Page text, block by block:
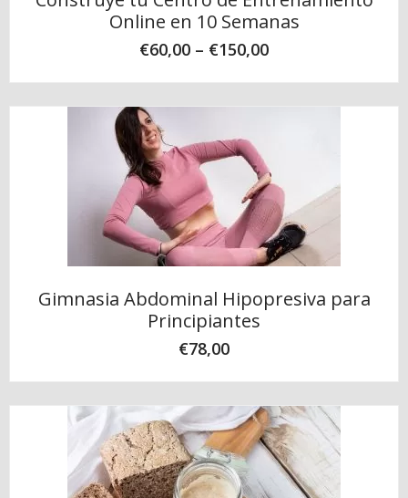
Online en 10 Semanas
€60,00 – €150,00
Gimnasia Abdominal Hipopresiva para
Principiantes
€78,00